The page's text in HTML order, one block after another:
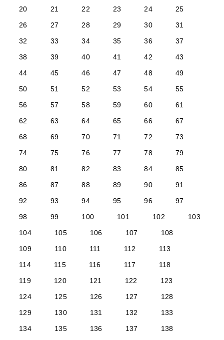
20
21 22 23 24
25
26
27 28 29 30
31
32
33 34 35 36
37
38
39 40 41 42
43
44
45 46 47 48
49
50
51 52 53 54
55
56
57 58 59 60
61
62
63 64 65 66
67
68
69 70 71 72
73
74
75 76 77 78
79
80
81 82 83 84
85
86
87 88 89 90
91
92
93 94 95 96
97
98
99 100 101 102
103
104
105 106 107
108
109
110 111 112
113
114
115 116 117
118
119
120 121 122
123
124
125 126 127
128
129
130 131 132
133
134
135 136 137
138